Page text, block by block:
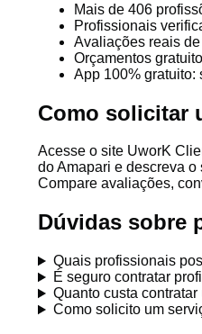
Mais de 406
Profissionais
Avaliações reais
Orçamentos
App 100% gratuito:
Como solicitar
Acesse o site UworK
do Amapari e descreva
Compare avaliações,
Dúvidas sobre
Quais profissionais
É seguro contratar
Quanto custa
Como solicito um